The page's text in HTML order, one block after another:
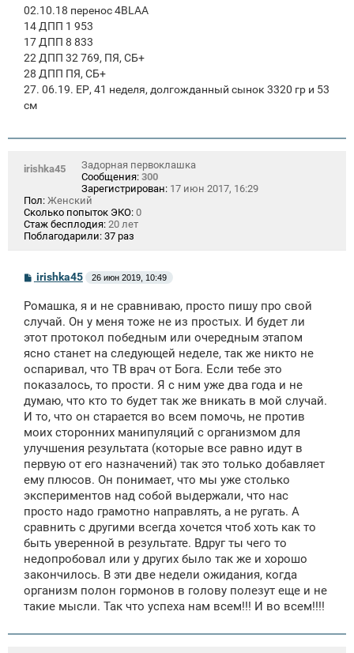
02.10.18 перенос 4BLAA
14 ДПП 1 953
17 ДПП 8 833
22 ДПП 32 769, ПЯ, СБ+
28 ДПП ПЯ, СБ+
27. 06.19. ЕР, 41 неделя, долгожданный сынок 3320 гр и 53
см
irishka45
Задорная первоклашка
Сообщения: 300
Зарегистрирован: 17 июн 2017, 16:29
Пол: Женский
Сколько попыток ЭКО: 0
Стаж бесплодия: 20 лет
Поблагодарили: 37 раз
С
о
б
щ
е
н
и
irishka45 26 июн 2019, 10:49
Ромашка, я и не сравниваю, просто пишу про свой
случай. Он у меня тоже не из простых. И будет ли
этот протокол победным или очередным этапом
ясно станет на следующей неделе, так же никто не
оспаривал, что ТВ врач от Бога. Если тебе это
показалось, то прости. Я с ним уже два года и не
думаю, что кто то будет так же вникать в мой случай.
И то, что он старается во всем помочь, не против
моих сторонних манипуляций с организмом для
улучшения результата (которые все равно идут в
первую от его назначений) так это только добавляет
ему плюсов. Он понимает, что мы уже столько
экспериментов над собой выдержали, что нас
просто надо грамотно направлять, а не ругать. А
сравнить с другими всегда хочется чтоб хоть как то
быть уверенной в результате. Вдруг ты чего то
недопробовал или у других было так же и хорошо
закончилось. В эти две недели ожидания, когда
организм полон гормонов в голову полезут еще и не
такие мысли. Так что успеха нам всем!!! И во всем!!!!